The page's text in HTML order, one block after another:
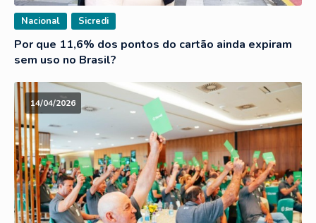
Nacional Sicredi
Por que 11,6% dos pontos do cartão ainda expiram
sem uso no Brasil?
14/04/2026